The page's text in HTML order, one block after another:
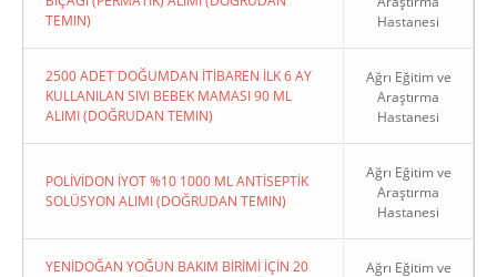
TEMIN)
Hastanesi
2500 ADET DOĞUMDAN İTİBAREN İLK 6 AY
KULLANILAN SIVI BEBEK MAMASI 90 ML
ALIMI (DOĞRUDAN TEMIN)
Ağrı Eğitim ve
Araştırma
Hastanesi
POLİVİDON İYOT %10 1000 ML ANTİSEPTİK
SOLÜSYON ALIMI (DOĞRUDAN TEMIN)
Ağrı Eğitim ve
Araştırma
Hastanesi
YENİDOĞAN YOĞUN BAKIM BİRİMİ İÇİN 20
Ağrı Eğitim ve